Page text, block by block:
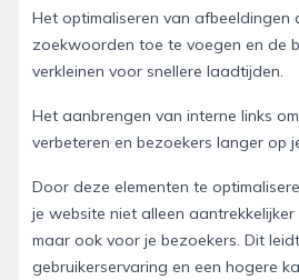
Het optimaliseren van
zoekwoorden toe te voegen en de
verkleinen voor snellere laadtijden.
Het aanbrengen van interne links
verbeteren en bezoekers langer op
Door deze elementen te
je website niet alleen
maar ook voor je bezoekers. Dit
gebruikerservaring en een hogere